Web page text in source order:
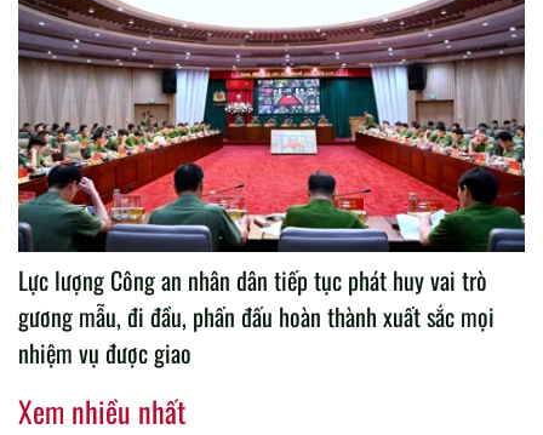
Lực lượng Công an nhân dân tiếp tục phát huy vai trò
gương mẫu, đi đầu, phấn đấu hoàn thành xuất sắc mọi
nhiệm vụ được giao
Xem nhiều nhất